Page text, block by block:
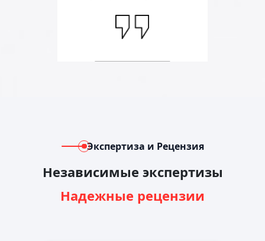
Экспертиза и Рецензия
Независимые экспертизы
Надежные рецензии